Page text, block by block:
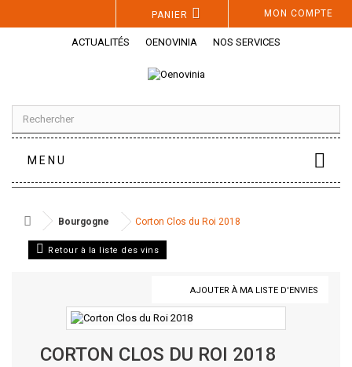
MON COMPTE
PANIER
ACTUALITÉS OENOVINIA NOS SERVICES
MENU
Bourgogne Corton Clos du Roi 2018
AJOUTER À MA LISTE D'ENVIES
Retour à la liste des vins
CORTON CLOS DU ROI 2018